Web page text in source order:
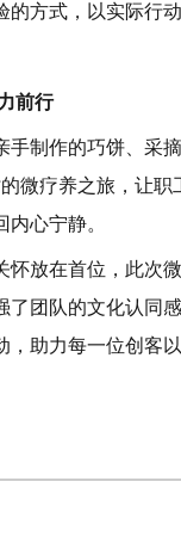
方式，以实际行
前行
手制作的巧饼、采
微疗养之旅，让
心宁静。
怀放在首位，此次
了团队的文化认同
助力每一位创客